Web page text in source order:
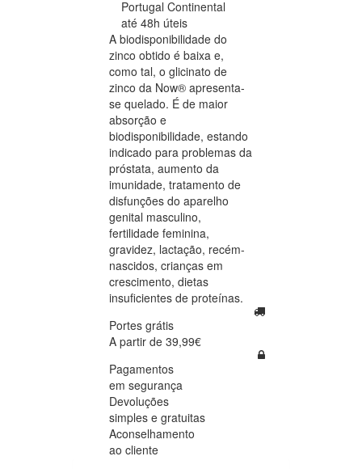
Portugal Continental
até 48h úteis
A biodisponibilidade do
zinco obtido é baixa e,
como tal, o glicinato de
zinco da Now® apresenta-
se quelado. É de maior
absorção e
biodisponibilidade, estando
indicado para problemas da
próstata, aumento da
imunidade, tratamento de
disfunções do aparelho
genital masculino,
fertilidade feminina,
gravidez, lactação, recém-
nascidos, crianças em
crescimento, dietas
insuficientes de proteínas.
Portes grátis
A partir de 39,99€
Pagamentos
em segurança
Devoluções
simples e gratuitas
Aconselhamento
ao cliente